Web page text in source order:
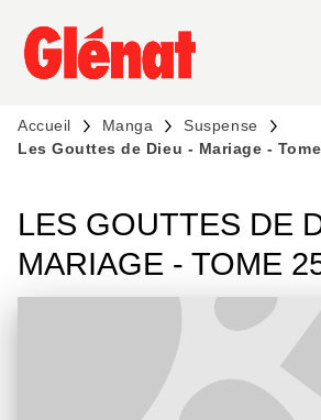
MENU RECHERCHE
PIED DE PAGE
Accueil Manga
Suspense
Les Gouttes de Dieu - Mariage -
LES GOUTTES DE
MARIAGE - TOME